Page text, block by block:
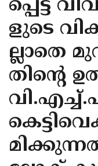
പ്പെട്ട
ളുടെ
ല്ലാതെ
തിന്റെ